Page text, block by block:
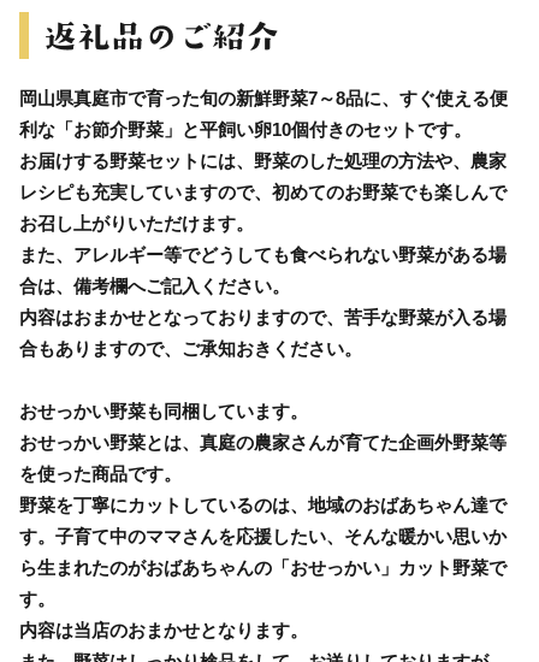
岡山県真庭市で育った旬の新鮮野菜7～8品に、すぐ使える便
利な「お節介野菜」と平飼い卵10個付きのセットです。
お届けする野菜セットには、野菜のした処理の方法や、農家
レシピも充実していますので、初めてのお野菜でも楽しんで
お召し上がりいただけます。
また、アレルギー等でどうしても食べられない野菜がある場
合は、備考欄へご記入ください。
内容はおまかせとなっておりますので、苦手な野菜が入る場
合もありますので、ご承知おきください。
おせっかい野菜も同梱しています。
おせっかい野菜とは、真庭の農家さんが育てた企画外野菜等
を使った商品です。
野菜を丁寧にカットしているのは、地域のおばあちゃん達で
す。子育て中のママさんを応援したい、そんな暖かい思いか
ら生まれたのがおばあちゃんの「おせっかい」カット野菜で
す。
内容は当店のおまかせとなります。